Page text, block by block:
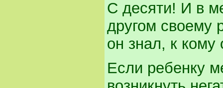
С десяти! И в
другом своему
он знал, к
Если ребенку